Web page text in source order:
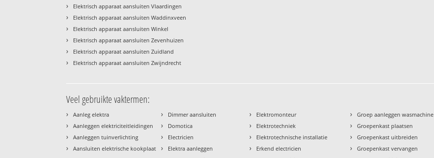
› Elektrisch apparaat aansluiten Vlaardingen
› Elektrisch apparaat aansluiten Waddinxveen
› Elektrisch apparaat aansluiten Winkel
› Elektrisch apparaat aansluiten Zevenhuizen
› Elektrisch apparaat aansluiten Zuidland
› Elektrisch apparaat aansluiten Zwijndrecht
Veel gebruikte vaktermen:
› Aanleg elektra
› Aanleggen elektriciteitleidingen
› Aanleggen tuinverlichting
› Aansluiten elektrische kookplaat
› Dimmer aansluiten
› Domotica
› Electricien
› Elektra aanleggen
› Elektromonteur
› Elektrotechniek
› Elektrotechnische installatie
› Erkend electricien
› Groep aanleggen wasmachine
› Groepenkast plaatsen
› Groepenkast uitbreiden
› Groepenkast vervangen